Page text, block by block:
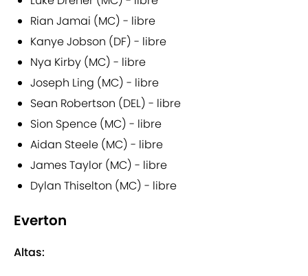
Rian Jamai (MC) - libre
Kanye Jobson (DF) - libre
Nya Kirby (MC) - libre
Joseph Ling (MC) - libre
Sean Robertson (DEL) - libre
Sion Spence (MC) - libre
Aidan Steele (MC) - libre
James Taylor (MC) - libre
Dylan Thiselton (MC) - libre
Everton
Altas: